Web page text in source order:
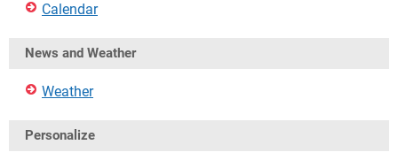
Calendar
News and Weather
Weather
Personalize